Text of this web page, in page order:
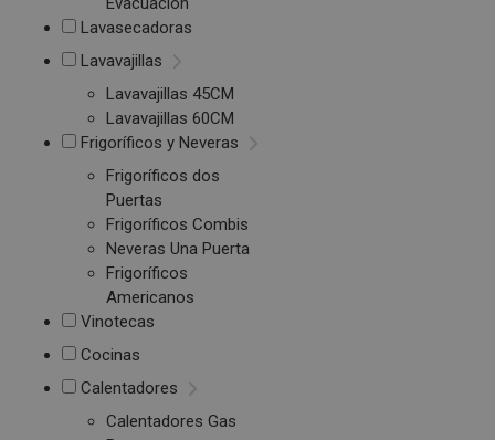
Lavasecadoras
Lavavajillas
Lavavajillas 45CM
Lavavajillas 60CM
Frigoríficos y Neveras
Frigoríficos dos
Puertas
Frigoríficos Combis
Neveras Una Puerta
Frigoríficos
Americanos
Vinotecas
Cocinas
Calentadores
Calentadores Gas